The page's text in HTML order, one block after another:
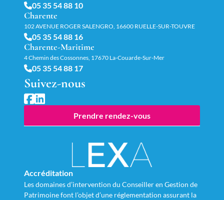
05 35 54 88 10
Charente
102 AVENUE ROGER SALENGRO, 16600 RUELLE-SUR-TOUVRE
05 35 54 88 16
Charente-Maritime
4 Chemin des Cossonnes, 17670 La-Couarde-Sur-Mer
05 35 54 88 17
Suivez-nous
Prendre rendez-vous
Accréditation
Les domaines d’intervention du Conseiller en Gestion de
Patrimoine font l’objet d’une réglementation assurant la